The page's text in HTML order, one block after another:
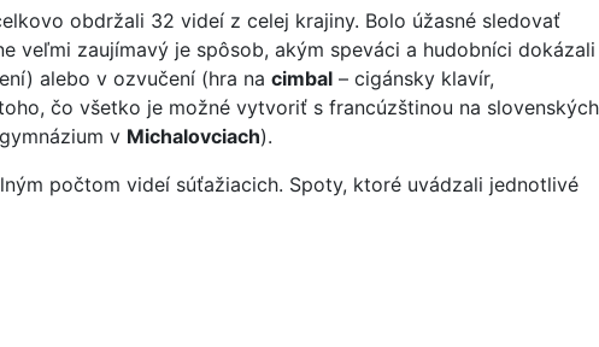
obdržali 32 videí z celej krajiny. Bolo úžasné sledovať
veľmi zaujímavý je spôsob, akým speváci a hudobníci dokázali
alebo v ozvučení (hra na cimbal – cigánsky klavír,
čo všetko je možné vytvoriť s francúzštinou na slovenských
v Michalovciach).
počtom videí súťažiacich. Spoty, ktoré uvádzali jednotlivé